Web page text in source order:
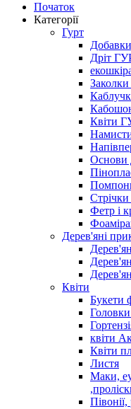
Початок
Категорії
Гурт
Дріт
Квіти
Основи
Фетр і
Дерев'яні
Квіти
Букети
Головки
квіти
Квіти
Листя
Маки,